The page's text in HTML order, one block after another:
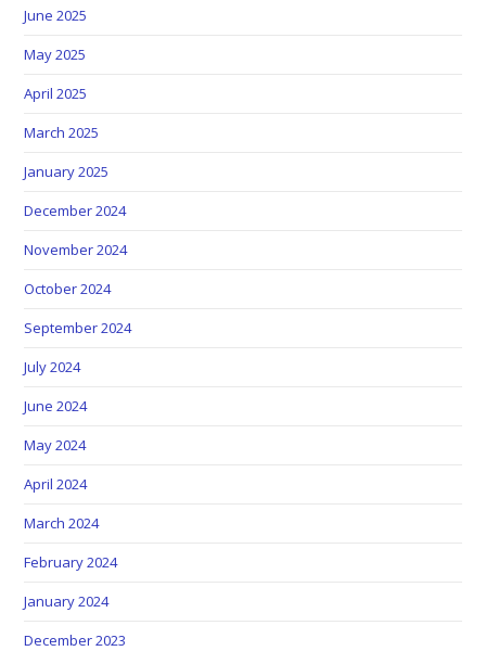
June 2025
May 2025
April 2025
March 2025
January 2025
December 2024
November 2024
October 2024
September 2024
July 2024
June 2024
May 2024
April 2024
March 2024
February 2024
January 2024
December 2023